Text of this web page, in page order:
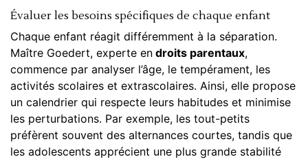
Évaluer les besoins spécifiques de chaque enfant
Chaque enfant réagit différemment à la séparation.
Maître Goedert, experte en droits parentaux,
commence par analyser l’âge, le tempérament, les
activités scolaires et extrascolaires. Ainsi, elle propose
un calendrier qui respecte leurs habitudes et minimise
les perturbations. Par exemple, les tout-petits
préfèrent souvent des alternances courtes, tandis que
les adolescents apprécient une plus grande stabilité